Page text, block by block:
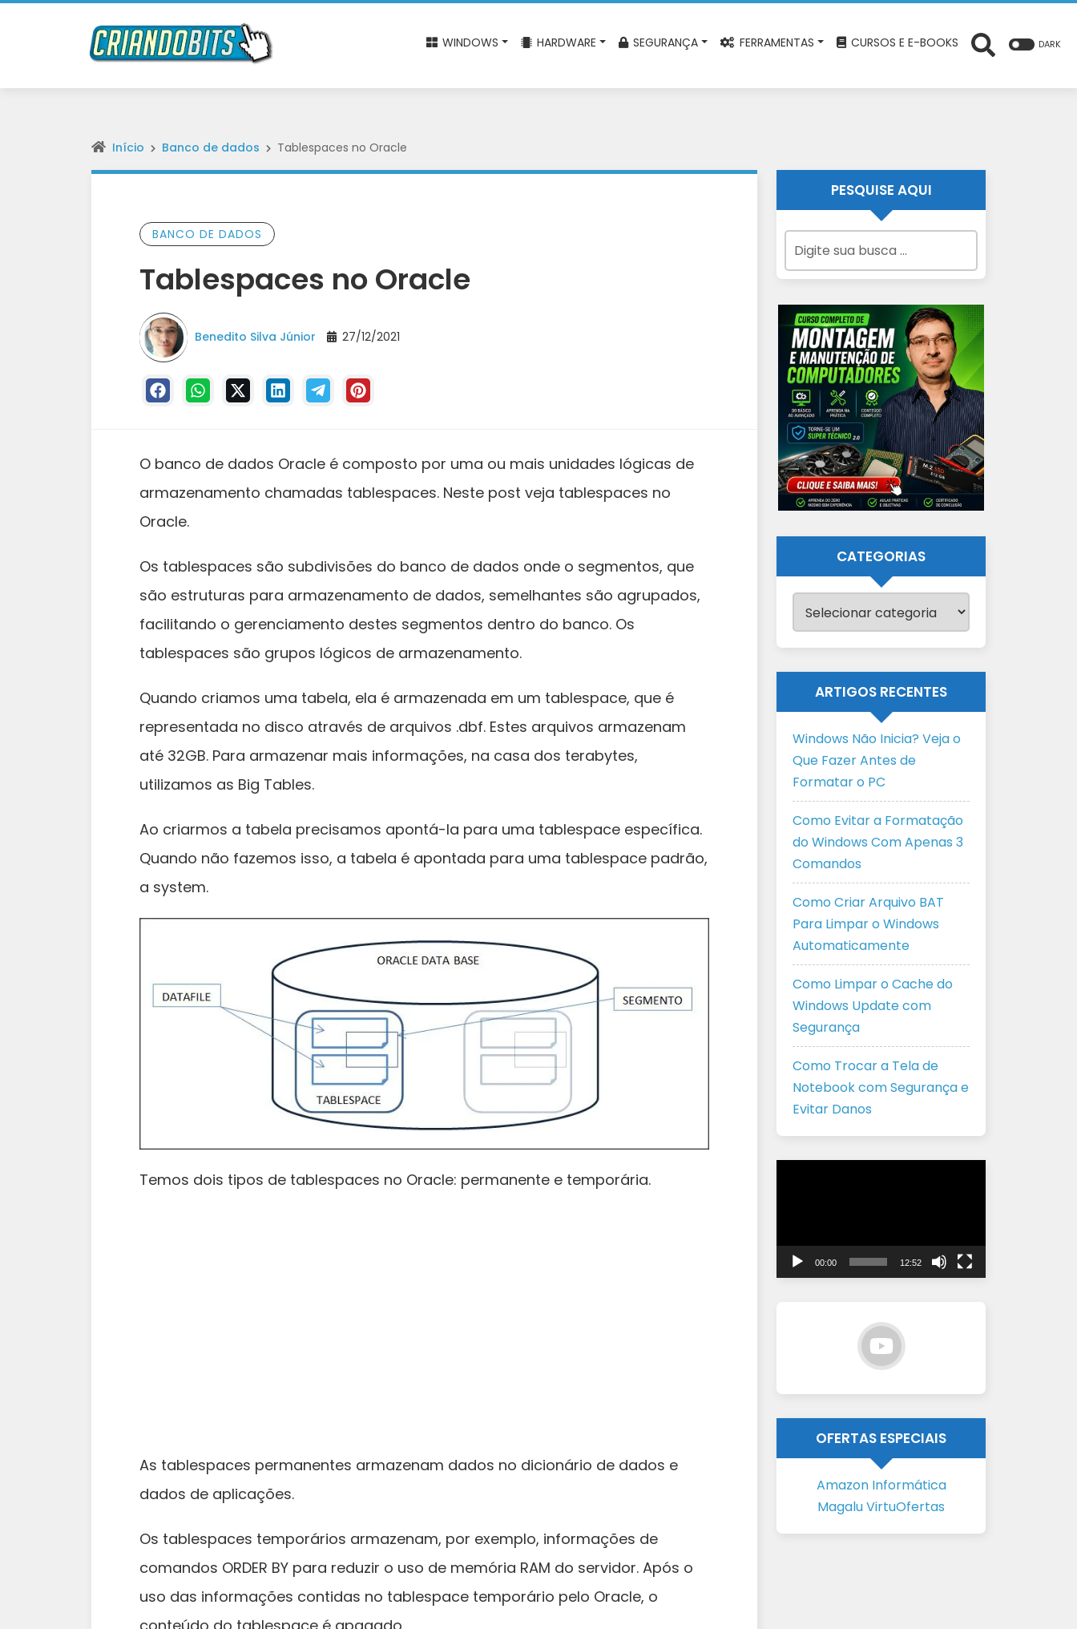
WINDOWS HARDWARE SEGURANÇA FERRAMENTAS CURSOS E E-BOOKS DARK
Início Banco de dados Tablespaces no Oracle
BANCO DE DADOS
Tablespaces no Oracle
Benedito Silva Júnior 27/12/2021
O banco de dados Oracle é composto por uma ou mais unidades lógicas de
armazenamento chamadas tablespaces. Neste post veja tablespaces no
Oracle.
Os tablespaces são subdivisões do banco de dados onde o segmentos, que
são estruturas para armazenamento de dados, semelhantes são agrupados,
facilitando o gerenciamento destes segmentos dentro do banco. Os
tablespaces são grupos lógicos de armazenamento.
Quando criamos uma tabela, ela é armazenada em um tablespace, que é
representada no disco através de arquivos .dbf. Estes arquivos armazenam
até 32GB. Para armazenar mais informações, na casa dos terabytes,
utilizamos as Big Tables.
Ao criarmos a tabela precisamos apontá-la para uma tablespace específica.
Quando não fazemos isso, a tabela é apontada para uma tablespace padrão,
a system.
Temos dois tipos de tablespaces no Oracle: permanente e temporária.
As tablespaces permanentes armazenam dados no dicionário de dados e
dados de aplicações.
Os tablespaces temporários armazenam, por exemplo, informações de
comandos ORDER BY para reduzir o uso de memória RAM do servidor. Após o
uso das informações contidas no tablespace temporário pelo Oracle, o
PESQUISE AQUI
CATEGORIAS
ARTIGOS RECENTES
Windows Não Inicia? Veja o
Que Fazer Antes de
Formatar o PC
Como Evitar a Formatação
do Windows Com Apenas 3
Comandos
Como Criar Arquivo BAT
Para Limpar o Windows
Automaticamente
Como Limpar o Cache do
Windows Update com
Segurança
Como Trocar a Tela de
Notebook com Segurança e
Evitar Danos
00:00 12:52
OFERTAS ESPECIAIS
Amazon Informática
Magalu VirtuOfertas